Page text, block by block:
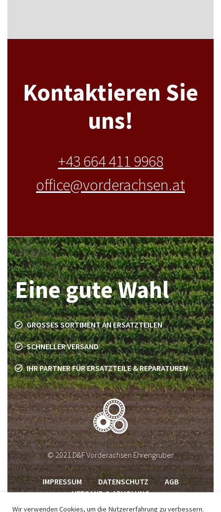
Kontaktieren Sie
uns!
+43 664 411 9968
office@vorderachsen.at
Eine gute Wahl
GROSSES SORTIMENT AN ERSATZTEILEN
SCHNELLER VERSAND
IHR PARTNER FÜR ERSATZTEILE & REPARATUREN
© 2021 D&F Vorderachsen Ehrengruber
IMPRESSUM DATENSCHUTZ
AGB
VERSAND & ABHOLUNG
Wir verwenden Cookies, um die Nutzererfahrung zu verbessern.